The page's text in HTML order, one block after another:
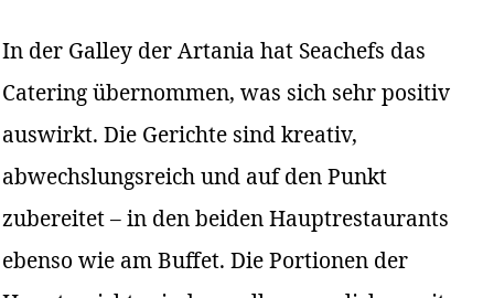
In der Galley der Artania hat Seachefs das
Catering übernommen, was sich sehr positiv
auswirkt. Die Gerichte sind kreativ,
abwechslungsreich und auf den Punkt
zubereitet – in den beiden Hauptrestaurants
ebenso wie am Buffet. Die Portionen der